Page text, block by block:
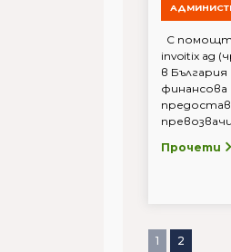
С
invoitix ag
в България
Прочети
1 2